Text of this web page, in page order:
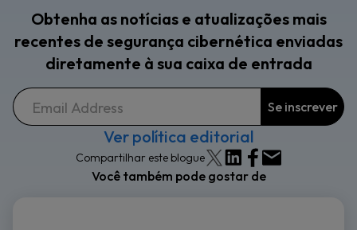
Obtenha as notícias e atualizações mais
recentes de segurança cibernética enviadas
diretamente à sua caixa de entrada
Ver política editorial
Compartilhar este blogue
Você também pode gostar de